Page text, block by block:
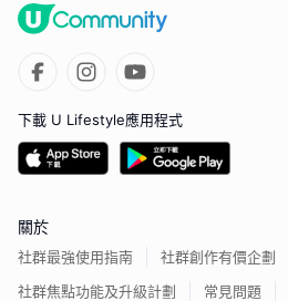
下載 U Lifestyle應用程式
關於
社群最強使用指南
社群創作有價企劃
社群焦點功能及升級計劃
常見問題